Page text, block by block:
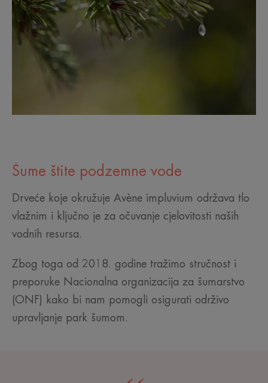
Šume štite podzemne vode
Drveće koje okružuje Avène impluvium održava tlo
vlažnim i ključno je za očuvanje cjelovitosti naših
vodnih resursa.
Zbog toga od 2018. godine tražimo stručnost i
preporuke Nacionalna organizacija za šumarstvo
(ONF) kako bi nam pomogli osigurati održivo
upravljanje park šumom.